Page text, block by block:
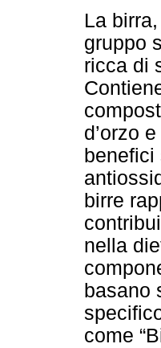
La
gruppo
ricca di
d’orzo
benefici
birre
nella
basano
come